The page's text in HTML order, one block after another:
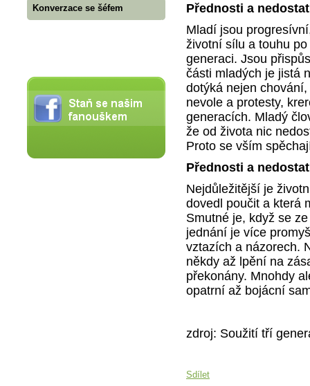
Konverzace se šéfem
Přednosti a
Mladí jsou
životní sílu a touhu
generaci. Jsou
části mladých je jistá
dotýká nejen
nevole a protesty,
generacích. Mladý
že od života nic
Proto se vším
Přednosti a
Nejdůležitější je
dovedl poučit a která
Smutné je, když se
jednání je více
vztazích a názorech.
někdy až lpění na
překonány. Mnohdy
opatrní až bojácní
zdroj: Soužití tří
Sdílet